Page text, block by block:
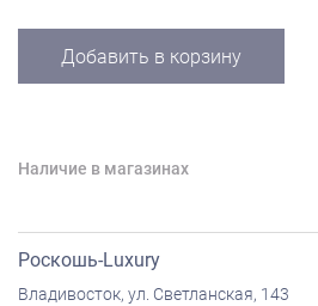
Добавить в корзину
Наличие в магазинах
Роскошь-Luxury
Владивосток, ул. Светланская, 143